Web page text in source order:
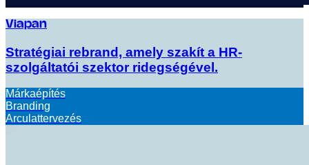
Viapan
Stratégiai rebrand, amely szakít a HR-
szolgáltatói szektor ridegségével.
Márkaépítés
Branding
Arculattervezés